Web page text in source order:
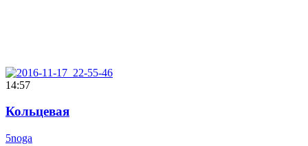
14:57
Кольцевая
5noga